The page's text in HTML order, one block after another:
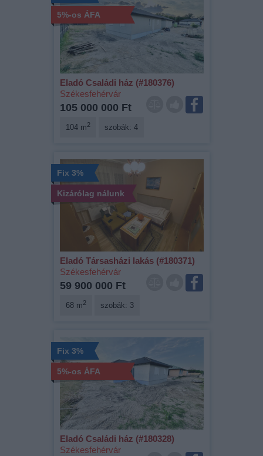
5%-os ÁFA
Eladó Családi ház (#180376)
Székesfehérvár
105 000 000 Ft
104 m2 szobák: 4
Fix 3%
Kizárólag nálunk
Eladó Társasházi lakás (#180371)
Székesfehérvár
59 900 000 Ft
68 m2 szobák: 3
Fix 3%
5%-os ÁFA
Eladó Családi ház (#180328)
Székesfehérvár